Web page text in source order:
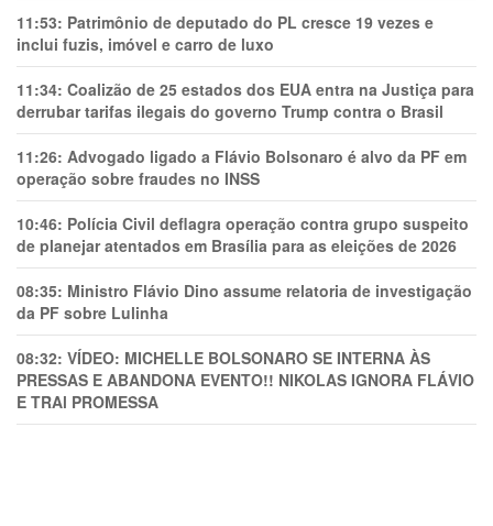
11:53: Patrimônio de deputado do PL cresce 19 vezes e
inclui fuzis, imóvel e carro de luxo
11:34: Coalizão de 25 estados dos EUA entra na Justiça para
derrubar tarifas ilegais do governo Trump contra o Brasil
11:26: Advogado ligado a Flávio Bolsonaro é alvo da PF em
operação sobre fraudes no INSS
10:46: Polícia Civil deflagra operação contra grupo suspeito
de planejar atentados em Brasília para as eleições de 2026
08:35: Ministro Flávio Dino assume relatoria de investigação
da PF sobre Lulinha
08:32: VÍDEO: MICHELLE BOLSONARO SE INTERNA ÀS
PRESSAS E ABANDONA EVENTO!! NIKOLAS IGNORA FLÁVIO
E TRAl PROMESSA